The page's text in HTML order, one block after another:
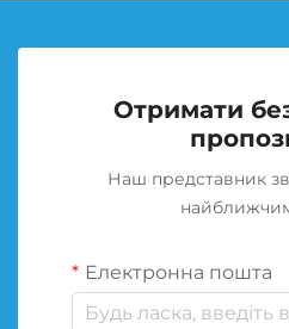
Отримати
Наш представник
Електронна пошта